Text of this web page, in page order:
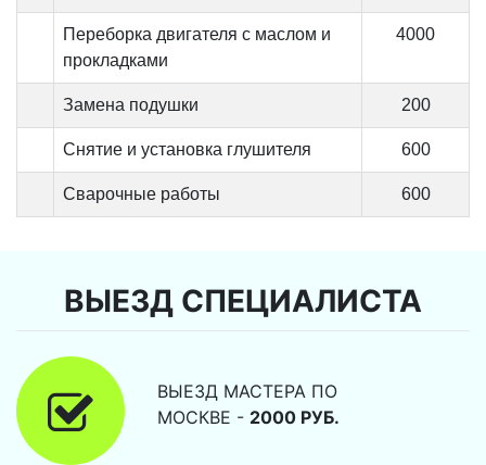
Переборка двигателя с маслом и
прокладками
4000
Замена подушки 200
Снятие и установка глушителя 600
Сварочные работы 600
ВЫЕЗД СПЕЦИАЛИСТА
ВЫЕЗД МАСТЕРА ПО
МОСКВЕ - 2000 РУБ.